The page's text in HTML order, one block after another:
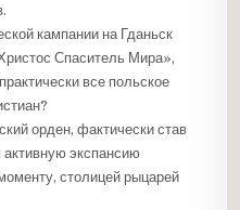
кампании на Гданьск
Спаситель Мира»,
все польское
орден, фактически став
экспансию
столицей рыцарей